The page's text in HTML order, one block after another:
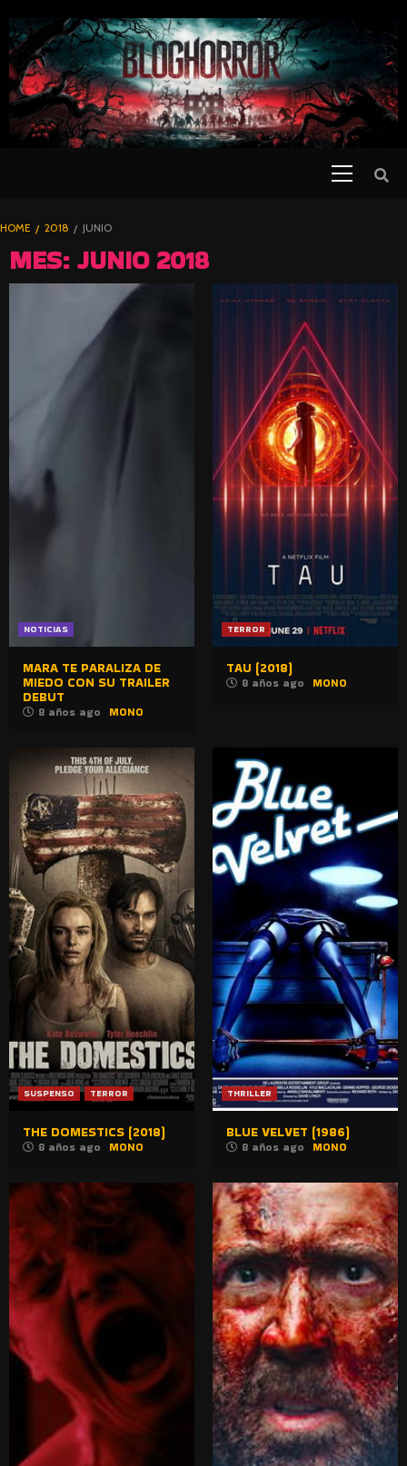
TO
CONTENT
BLOGHORROR
⋆
HOME 2018 JUNIO
MES: JUNIO 2018
NOTICIAS
MARA TE PARALIZA DE
MIEDO CON SU TRAILER
DEBUT
8 años ago MONO
TERROR
TAU (2018)
8 años ago MONO
SUSPENSO TERROR
THE DOMESTICS (2018)
8 años ago MONO
THRILLER
BLUE VELVET (1986)
8 años ago MONO